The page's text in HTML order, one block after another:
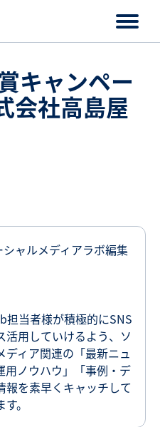
キャンペー
会社高島屋
ャルメディアラボ編集
担当者様が積極的にSNS
活用していけるよう、ソ
ディア関連の「最新ニュ
用ノウハウ」「事例・デ
報を素早くキャッチして
。